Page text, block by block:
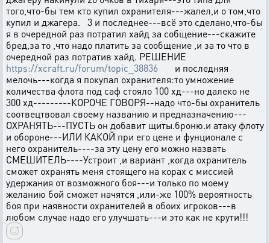
того,что-бы тем кто купил охранителя---жалел,и о том,что
купил и джагера. 3 и последнее---всё это сделано,что-бы
я в очередной раз потратил хайд за собщение---скажите
бред,за то ,что надо платить за сообщение ,и за то что в
очередной раз потратив хайд. РЕШЕНИЕ
https://xcraft.ru/forum/topic_38836 и последняя
мелочь---когда я покупал охранителя:то умножение
количества флота под саф стояло 100 хд---но далеко не
300 хд---------КОРОЧЕ ГОВОРЯ--надо что-бы охранитель
соотвецтвовал своему названию и предназначению---
ОХРАНЯТЬ---ПУСТЬ он добавит щиты.броню.и атаку флоту
и обороне---ИЛИ КАКОЙ при его цене и фунционале с
него охранитель----за эту цену его можно назвать
СМЕШИТЕЛЬ----Устроит ,и вариант ,когда охранитель
сможет охранять меня стоящего на корах с миссией
удержания от возможного боя---и только по моему
желанию бой сможет начятся ,или-же 100% вероятность
боя при наявности охранителей в обоих игроков---в
любом случае надо его улучшать---и это как не крути!!!